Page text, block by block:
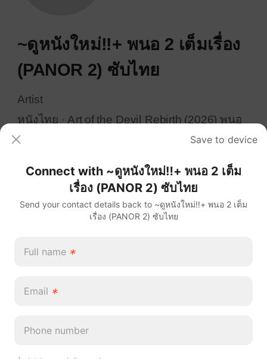
ดูหนัง พนอ 2 เต็มเรื่อง ฟรี พากย์ไทย/ซับไทย หลอนเข้ม
ข้นกว่าที่เคย ความสยองกลับมาอีกครั้งใน พนอ 2 เมื่อ
อดีตตามหลอกไม่รู้จบ▷ ดูหนัง ➾ พนอ 2 เต็มฟรี
?️รับชมเลย ۩۩➠ พนอ 2
Experience
Artist
Save to device
Connect with ~ดูหนังใหม่‼️+ พนอ 2 เต็ม
เรื่อง (PANOR 2) ซับไทย
Send your contact details back to ~ดูหนังใหม่‼️+ พนอ 2 เต็ม
เรื่อง (PANOR 2) ซับไทย
Full name *
Email *
Phone number